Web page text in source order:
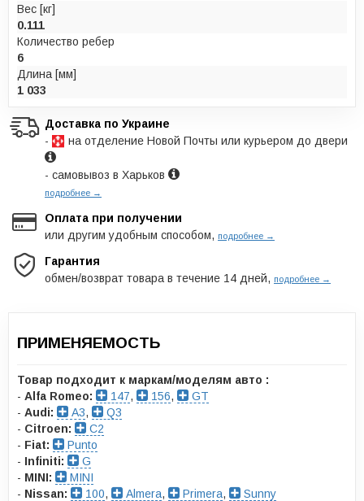
Вес [кг]
0.111
Количество ребер
6
Длина [мм]
1 033
Доставка по Украине
-
на отделение Новой Почты или курьером до двери
- самовывоз в Харьков
подробнее →
Оплата при получении
или другим удобным способом, подробнее →
Гарантия
обмен/возврат товара в течение 14 дней, подробнее →
ПРИМЕНЯЕМОСТЬ
Товар подходит к маркам/моделям авто :
- Alfa Romeo: 147, 156,
GT
- Audi: A3,
Q3
- Citroen:
C2
- Fiat:
Punto
- Infiniti:
G
- MINI:
MINI
- Nissan: 100, Almera, Primera,
Sunny